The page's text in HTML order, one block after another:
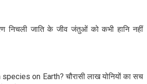
निचली जाति के जीव जंतुओं को कभी हानि नहीं
on Earth? चौरासी लाख योनियों का सच